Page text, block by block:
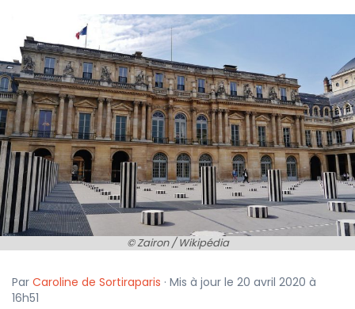
© Zairon / Wikipédia
Par Caroline de Sortiraparis · Mis à jour le 20 avril 2020 à
16h51